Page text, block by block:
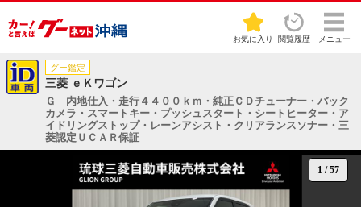
お気に入り 閲覧履歴 メニュー
グー鑑定
三菱 ｅＫワゴン
Ｇ 内地仕入・走行４４００ｋｍ・純正ＣＤチューナー・バック
カメラ・スマートキー・プッシュスタート・シートヒーター・ア
イドリングストップ・レーンアシスト・クリアランスソナー・三
菱認定ＵＣＡＲ保証
1 /57